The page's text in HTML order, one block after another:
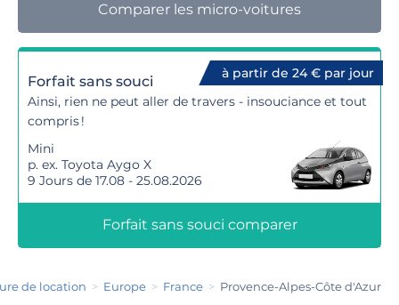
Comparer les micro-voitures
à partir de 24 € par jour
Forfait sans souci
Ainsi, rien ne peut aller de travers - insouciance et tout
compris !
Mini
p. ex. Toyota Aygo X
9 Jours de 17.08 - 25.08.2026
Forfait sans souci comparer
de location Europe France Provence-Alpes-Côte d'Azur